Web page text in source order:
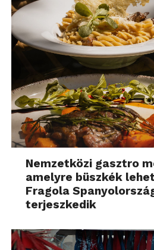
Nemzetközi gasztro
amelyre büszkék
Fragola
terjeszkedik